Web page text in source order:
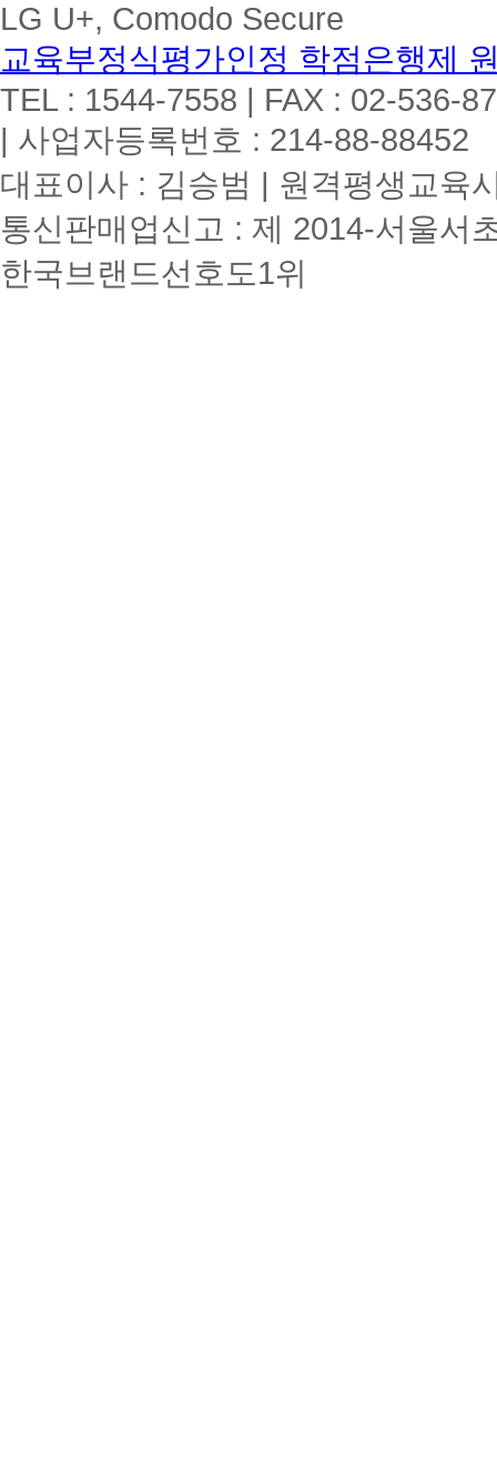
LG U+, Comodo Secure
교육부정식평가인정 학점은행제
TEL : 1544-7558 | FAX : 02-536-
| 사업자등록번호 : 214-88-88452
대표이사 : 김승범 | 원격평생교육
통신판매업신고 : 제 2014-서울서
한국브랜드선호도1위